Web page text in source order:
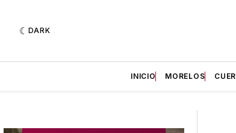
DARK
INICIO MORELOS